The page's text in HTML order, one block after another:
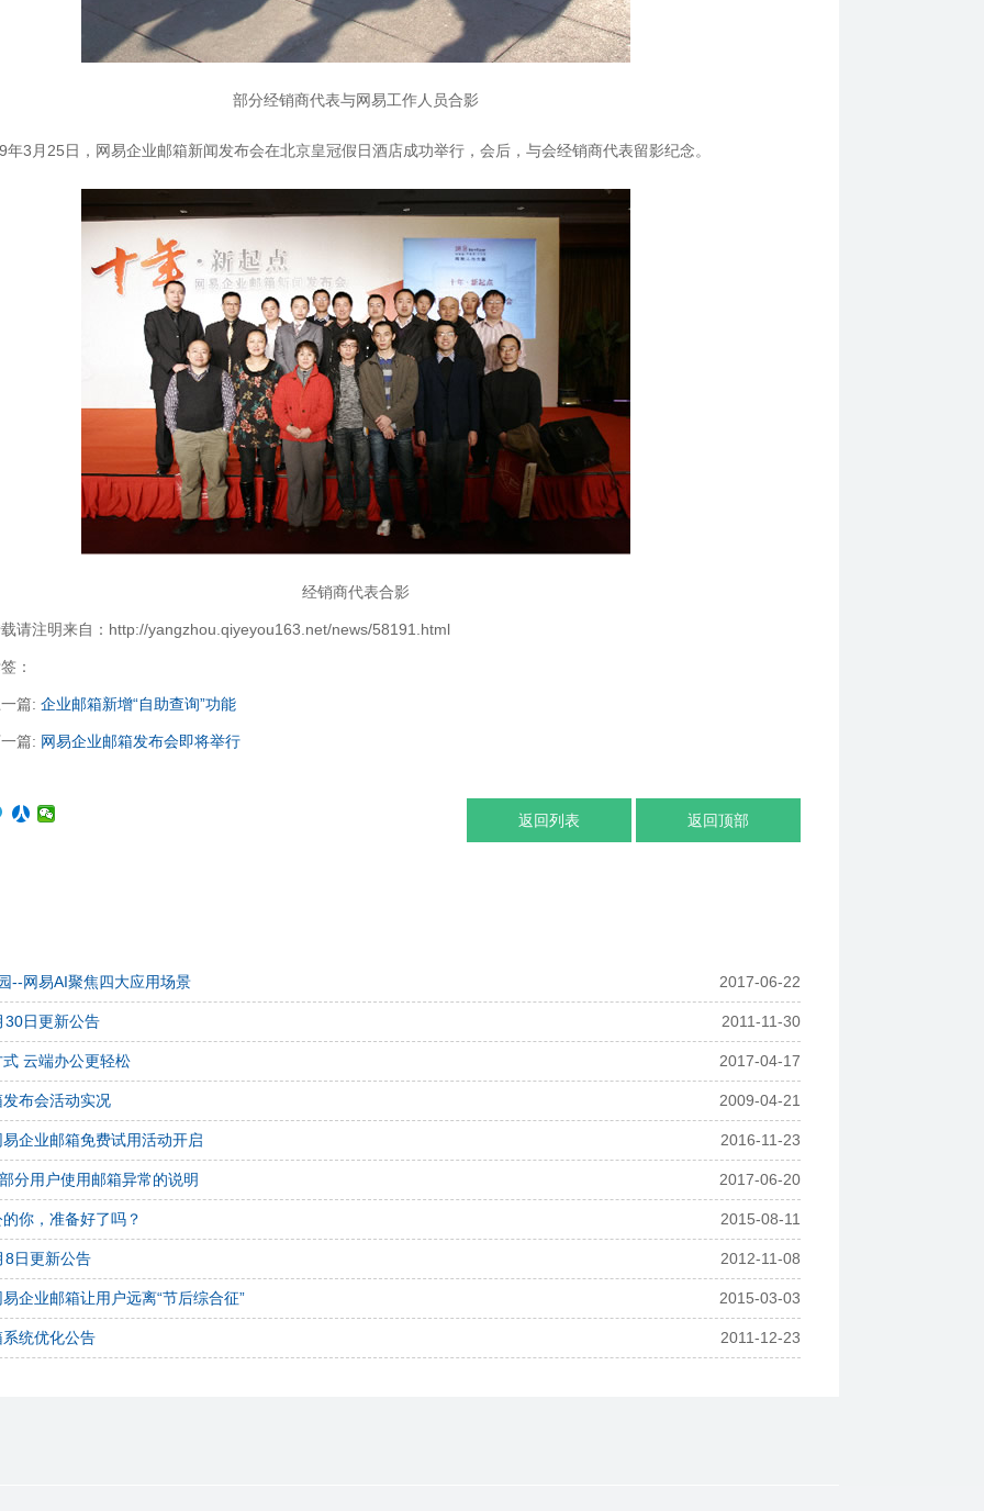
部分经销商代表与网易工作人员合影
3月25日，网易企业邮箱新闻发布会在北京皇冠假日酒店成功举行，会后，与会经销商代表留影纪念。
经销商代表合影
请注明来自：http://yangzhou.qiyeyou163.net/news/58191.html
：
篇: 企业邮箱新增“自助查询”功能
篇: 网易企业邮箱发布会即将举行
返回列表 返回顶部
--网易AI聚焦四大应用场景 2017-06-22
30日更新公告 2011-11-30
云端办公更轻松 2017-04-17
布会活动实况 2009-04-21
企业邮箱免费试用活动开启 2016-11-23
分用户使用邮箱异常的说明 2017-06-20
你，准备好了吗？ 2015-08-11
8日更新公告 2012-11-08
企业邮箱让用户远离“节后综合征” 2015-03-03
统优化公告 2011-12-23